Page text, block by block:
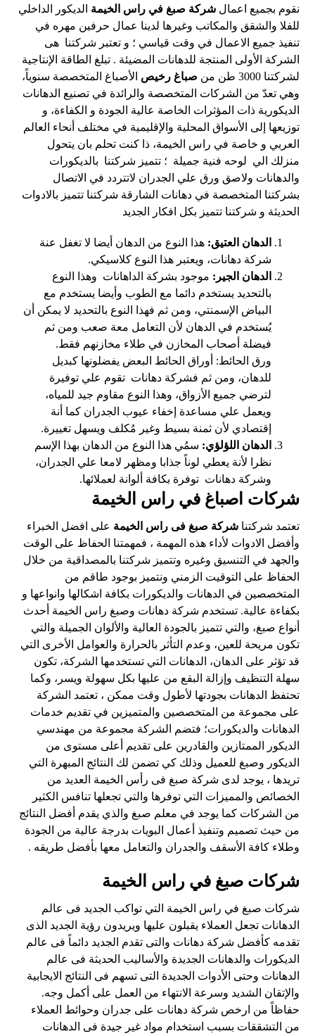
نقوم بجميع اعمالشركة صبغ في راس الخيمة الديكور الداخلي
للفلا والشقق والمكاتب وغيرها لدينا عمال حرفين مهره في
تنفيذ جميع الاعمال في وقت قياسي ؛ و تعتبر شركتنا هى
الشركة الأولى المنتجة للدهانات المضيئة . تبلغ الطاقة الإنتاجية
لشركتنا 3000 طن من
صباغ رخيص الأصباغ المتخصصة سنوياً،
وهي تعدّ من الشركات المتخصصة والرائدة في تصنيع الدهانات
الديكورية ذات المؤثرات الخاصة عالية الجودة و الكفاءة، و
توزيعها إلى الأسواق المحلية والإقليمية في مختلف أنحاء العالم
العربي و خاصة في راس الخيمة، ذا كنت تحلم بان يتحول
منزلك الي لوحه فنية جميلة ؛ تتميز شركتنا بالديكورات
والدهانات ولاصق ورق علي الجدران لاتتردد في الاتصال
بشركتنا المتخصصة في دهانات الشارقة شركتنا تتميز بالادوات
الحديثة و شركتنا تتميز بكل افكار الجديد
الدهان العتيق: هذا النوع من الدهان أيضا لا تغفل عنة
شركة دهانات، ويعتبر هذا النوع كلاسيكي.
الدهان الجير: موجود بشركة الداهانات وهذا النوع
بالتحديد يستخدم دائما مع الطوب وأيضا يستخدم مع
البياض الإسمنتي، ومن ثم فهذا النوع بالتحديد لا يمكن أن
يُستخدم في الدهان لأن التعامل معة صعب ومن ثم
فيضلة أصحاب المخازن في طلاء مخازنهم فقط.
ورق الحائط: أوراق الحائط البعض يفضلونها كبديل
للدهان، ومن ثم فشركة دهانات تقوم علي توفيرة
لترضي جميع الأزواق، وهذا النوع مقاوم جيد للمياه،
ويعمل علي مساعدة إخفاء عيوب الجدران كما أنة
إقتصادي لأن ثمنة بسيط وغير مُكلف ويسهل تغييرة.
الدهان اللؤلؤي: سمُي هذا النوع من الدهان بهذا الإسم
نظرا لأنة يعطي لوناً جذابا ومظهر لامعا علي الجدران،
وشركة دهانات توفرة بكافة ألوانة لعملائها.
شركات اصباغ في راس الخيمة
تعتمد شركتناشركة صبغ فى راس الخيمة على افضل الخبراء
وأفضل الادوات لأداء هذه المهمة ، فمهمتنا الحفاظ على الوقت
والجهد في التنسيق وغيره وتتميز شركتنا بالمصداقية من خلال
الحفاظ على التوقيت الزمني ونتميز بوجود طاقم من
المتخصصين في الدهانات والديكورات بكافة اشكالها وانواعها و
بكفاءة عالية. تستخدم شركة دهانات وصبغ راس الخيمة أحدث
أنواع صبغ، والتي تتميز بالجودة العالية والألوان الجميلة والتي
تكون مريحة للعين، وعدم التأثر بالحرارة والعوامل الأخرى التي
قد تؤثر على الدهان، الدهانات التي تستخدمها الشركة، تكون
سهلة التنظيف وإزالة البقع من عليها بكل سهولة ويسر، وكما
تحتفظ الدهانات بجودتها لأطول وقت ممكن ، تعتمد الشركة
على مجموعة من المتخصصين والمتميزين في تقديم خدمات
الدهانات والديكورات؛ فتضم الشركة مجموعة من مهندسي
الديكور الممتازين والقادرين على تقديم أعلى مستوى من
الديكور وصبغ للعميل وذلك كي تضمن لك النتائج المبهرة التي
تريدها ، يوجد لدى شركة صبغ فى رأس الخيمة العديد من
الخصائص والمميزات التي توفرها والتي تجعلها تنافس الكثير
من الشركات كما يوجد في معلم صبغ والذي يقدم أفضل النتائج
من حيث تصميم وتنفيذ أعمال البويات بدرجة عالية من الجودة
وطلاء كافة الأسقف والجدران والتعامل معها بأفضل طريقه .
شركات صبغ في راس الخيمة
شركات صبغ في راس الخيمة التي تواكب الجديد فى عالم
الدهانات تجعل العملاء يقبلون عليها ويريدون رؤية الجديد الذى
تقدمه كأفضل شركة دهانات والتى تقدم الجديد دائماً فى عالم
الديكورات والدهانات الجديدة والأساليب الحديثة فى عالم
الدهانات وحتى الأدوات الجديدة التى تسهم فى النتائج الايجابية
والإتقان الشديد وسرعة الانتهاء من العمل على أكمل وجه.
حفاظاً من ارخص شركة دهانات على جدران وحوائط العملاء
من التشققات بسبب استخدام مواد غير جيدة فى الدهانات